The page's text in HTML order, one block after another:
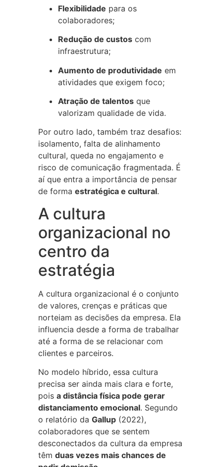
Flexibilidade para os
colaboradores;
Redução de custoscom
infraestrutura;
Aumento de produtividade em
atividades que exigem foco;
Atração de talentosque
valorizam qualidade de vida.
Por outro lado, também traz desafios:
isolamento, falta de alinhamento
cultural, queda no engajamento e
risco de comunicação fragmentada. É
aí que entra a importância de pensar
de forma estratégica e cultural.
A cultura
organizacional no
centro da
estratégia
A cultura organizacional é o conjunto
de valores, crenças e práticas que
norteiam as decisões da empresa. Ela
influencia desde a forma de trabalhar
até a forma de se relacionar com
clientes e parceiros.
No modelo híbrido, essa cultura
precisa ser ainda mais clara e forte,
pois a distância física pode gerar
distanciamento emocional. Segundo
o relatório da Gallup(2022),
colaboradores que se sentem
desconectados da cultura da empresa
têm duas vezes mais chances de